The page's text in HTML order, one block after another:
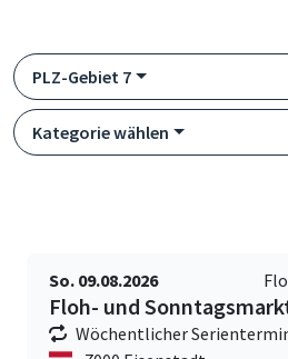
PLZ-Gebiet 7
Kategorie wählen
So. 09.08.2026
Floh- und
Wöchentlicher